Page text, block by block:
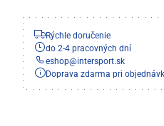
Rýchle doručenie
do 2-4 pracovných dní
eshop@intersport.sk
Doprava zdarma pri